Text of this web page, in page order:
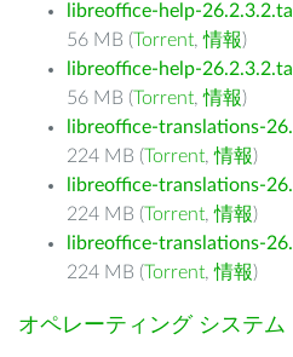
libreoffice-help-
56 MB (Torrent,情報)
libreoffice-help-
56 MB (Torrent,情報)
libreoffice-translations-
224 MB (Torrent,情報)
libreoffice-translations-
224 MB (Torrent,情報)
libreoffice-translations-
224 MB (Torrent,情報)
オペレーティング システム